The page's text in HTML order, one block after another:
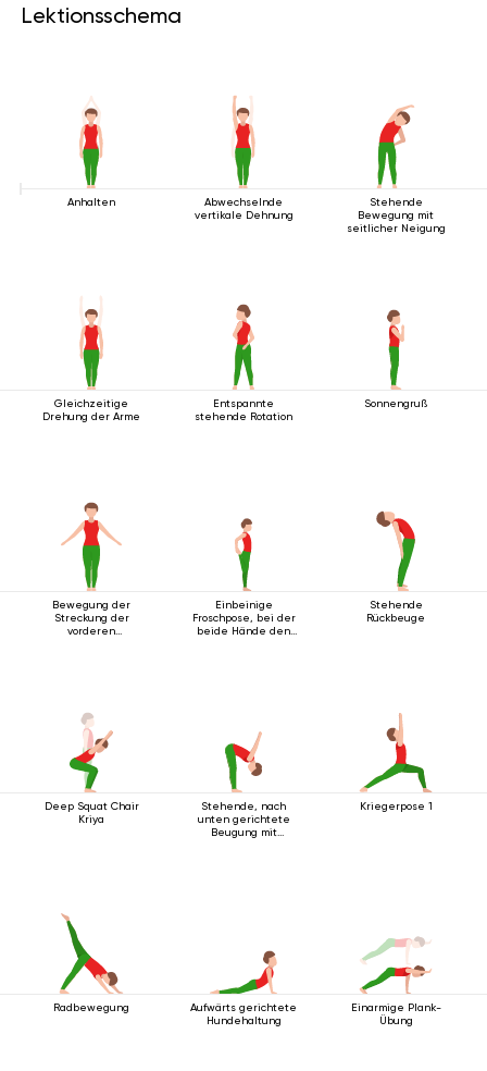
Lektionsschema
Anhalten
Abwechselnde
vertikale Dehnung
Stehende
Bewegung mit
seitlicher Neigung
Gleichzeitige
Drehung der Arme
Entspannte
stehende Rotation
Sonnengruß
Bewegung der
Streckung der
vorderen
Einbeinige
Froschpose, bei der
beide Hände den
Stehende
Rückbeuge
Deep Squat Chair
Kriya
Stehende, nach
unten gerichtete
Beugung mit
Kriegerpose 1
Radbewegung
Aufwärts gerichtete
Hundehaltung
Einarmige Plank-
Übung